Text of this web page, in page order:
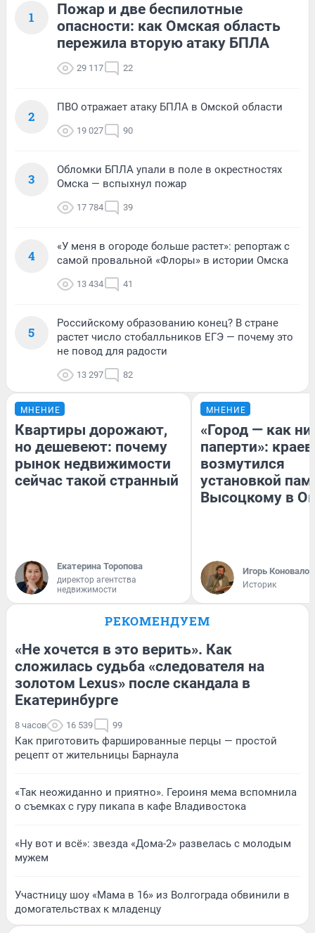
1
Пожар и две беспилотные
опасности: как Омская область
пережила вторую атаку БПЛА
29 117 22
2
ПВО отражает атаку БПЛА в Омской области
19 027 90
3
Обломки БПЛА упали в поле в окрестностях
Омска — вспыхнул пожар
17 784 39
4
«У меня в огороде больше растет»: репортаж с
самой провальной «Флоры» в истории Омска
13 434 41
5
Российскому образованию конец? В стране
растет число стобалльников ЕГЭ — почему это
не повод для радости
13 297 82
МНЕНИЕ
Квартиры дорожают,
но дешевеют: почему
рынок недвижимости
сейчас такой странный
Екатерина Торопова
директор агентства
недвижимости
МНЕНИЕ
«Город — как
паперти»:
возмутился
установкой
Высоцкому в
Игорь Коновалов
Историк
РЕКОМЕНДУЕМ
«Не хочется в это верить». Как
сложилась судьба «следователя на
золотом Lexus» после скандала в
Екатеринбурге
8 часов 16 539 99
Как приготовить фаршированные перцы — простой
рецепт от жительницы Барнаула
«Так неожиданно и приятно». Героиня мема вспомнила
о съемках с гуру пикапа в кафе Владивостока
«Ну вот и всё»: звезда «Дома-2» развелась с молодым
мужем
Участницу шоу «Мама в 16» из Волгограда обвинили в
домогательствах к младенцу